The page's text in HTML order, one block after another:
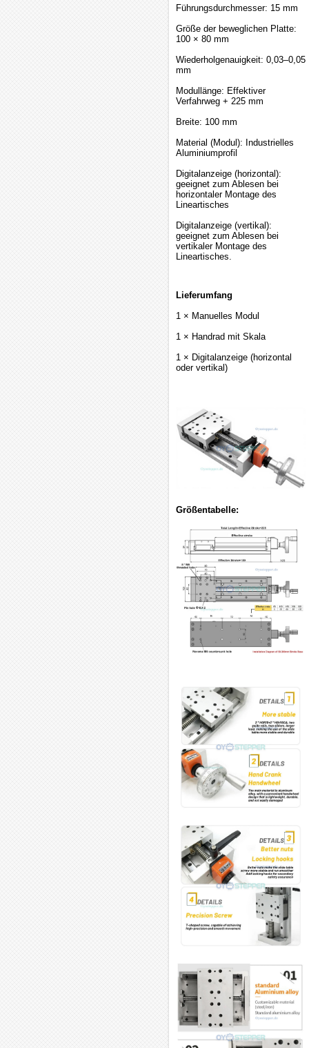
Führungsdurchmesser: 15 mm
Größe der beweglichen Platte:
100 × 80 mm
Wiederholgenauigkeit: 0,03–0,05
mm
Modullänge: Effektiver
Verfahrweg + 225 mm
Breite: 100 mm
Material (Modul): Industrielles
Aluminiumprofil
Digitalanzeige (horizontal):
geeignet zum Ablesen bei
horizontaler Montage des
Lineartisches
Digitalanzeige (vertikal):
geeignet zum Ablesen bei
vertikaler Montage des
Lineartisches.
Lieferumfang
1 × Manuelles Modul
1 × Handrad mit Skala
1 × Digitalanzeige (horizontal
oder vertikal)
Größentabelle: